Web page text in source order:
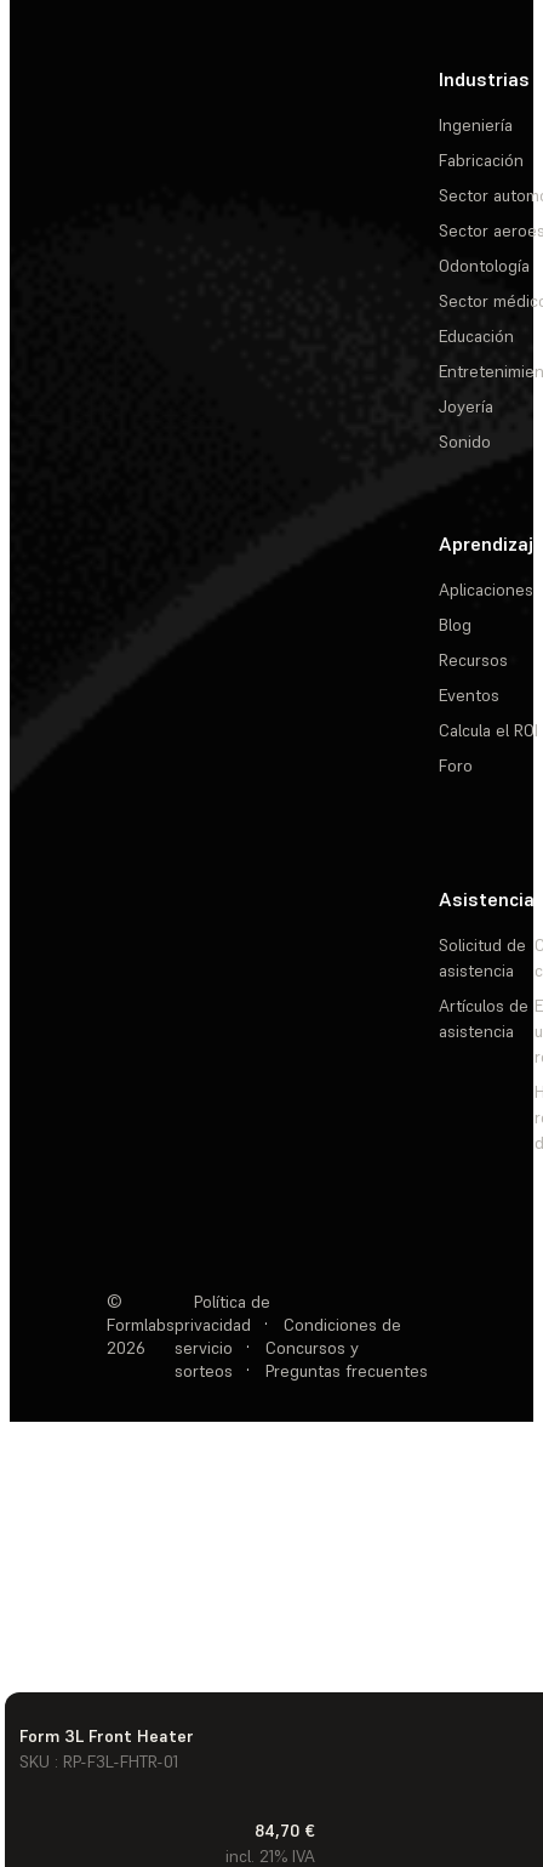
Form 3L Front Heater
SKU : RP-F3L-FHTR-01
84,70 €
incl. 21% IVA
Industrias
Ingeniería
Fabricación
Sector
Sector
Odontología
Sector
Educación
Joyería
Sonido
Aprendizaje
Aplicaciones
Blog
Recursos
Eventos
Calcula el ROI
Foro
Asistencia
Solicitud de
asistencia
Artículos de
asistencia
©
Formlabs
2026
Política de
privacidad
·
Condiciones de
servicio
·
Concursos y
sorteos
· Preguntas frecuentes